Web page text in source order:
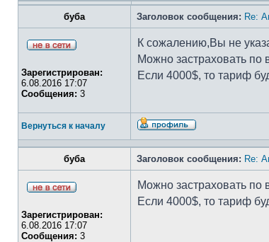
буба Заголовок сообщения: Re:
Зарегистрирован:
6.08.2016 17:07
Сообщения: 3
К сожалению,Вы не
Можно застраховать по
Если 4000$, то тариф
Вернуться к началу
буба Заголовок сообщения: Re:
Зарегистрирован:
6.08.2016 17:07
Сообщения: 3
Можно застраховать по
Если 4000$, то тариф